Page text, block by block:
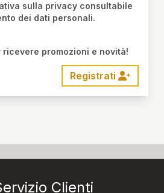
sulla privacy consultabile
dei dati personali.
promozioni e novità!
Registrati
Clienti